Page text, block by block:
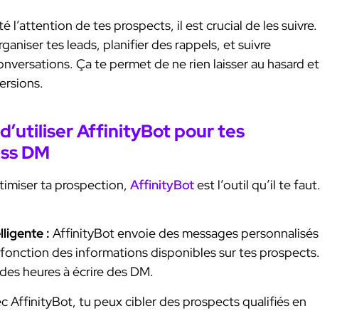
l’attention de tes prospects, il est crucial de les suivre.
tes leads, planifier des rappels, et suivre
Ça te permet de ne rien laisser au hasard et
AffinityBot pour tes
DM
ta prospection, AffinityBotest l’outil qu’il te faut.
: AffinityBot envoie des messages personnalisés
des informations disponibles sur tes prospects.
heures à écrire des DM.
AffinityBot, tu peux cibler des prospects qualifiés en